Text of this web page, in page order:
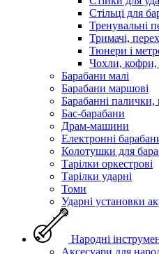
Стільці для
Тренувальні
Тримачі,
Тюнери і
Чохли, кофри,
Барабани малі
Барабани маршові
Барабанні палички,
Бас-барабани
Драм-машини
Електронні
Колотушки для
Тарілки оркестрові
Тарілки ударні
Томи
Ударні установки
Народні
Аксесуари для